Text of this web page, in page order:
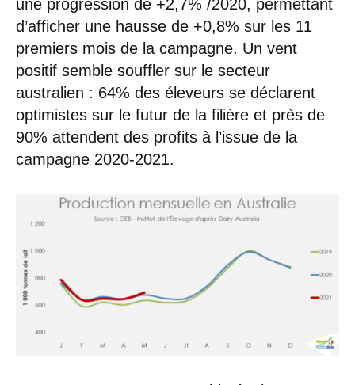
une progression de +2,7% /2020, permettant
d’afficher une hausse de +0,8% sur les 11
premiers mois de la campagne. Un vent
positif semble souffler sur le secteur
australien : 64% des éleveurs se déclarent
optimistes sur le futur de la filière et près de
90% attendent des profits à l’issue de la
campagne 2020-2021.